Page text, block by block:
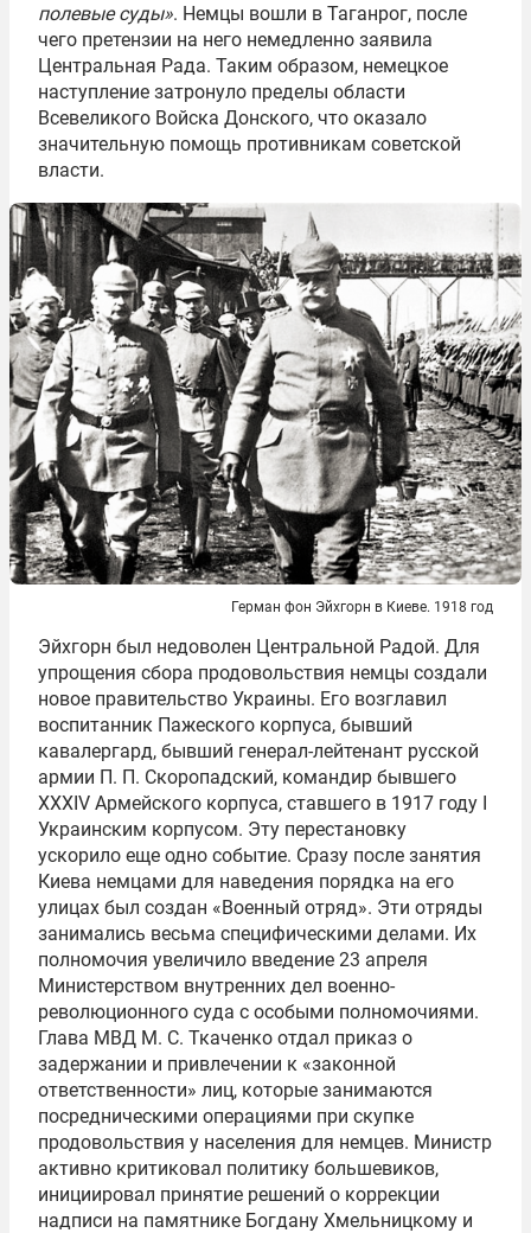
полевые суды». Немцы вошли в Таганрог, после
чего претензии на него немедленно заявила
Центральная Рада. Таким образом, немецкое
наступление затронуло пределы области
Всевеликого Войска Донского, что оказало
значительную помощь противникам советской
власти.
Герман фон Эйхгорн в Киеве. 1918 год
Эйхгорн был недоволен Центральной Радой. Для
упрощения сбора продовольствия немцы создали
новое правительство Украины. Его возглавил
воспитанник Пажеского корпуса, бывший
кавалергард, бывший генерал-лейтенант русской
армии П. П. Скоропадский, командир бывшего
XXXIV Армейского корпуса, ставшего в 1917 году I
Украинским корпусом. Эту перестановку
ускорило еще одно событие. Сразу после занятия
Киева немцами для наведения порядка на его
улицах был создан «Военный отряд». Эти отряды
занимались весьма специфическими делами. Их
полномочия увеличило введение 23 апреля
Министерством внутренних дел военно-
революционного суда с особыми полномочиями.
Глава МВД М. С. Ткаченко отдал приказ о
задержании и привлечении к «законной
ответственности» лиц, которые занимаются
посредническими операциями при скупке
продовольствия у населения для немцев. Министр
активно критиковал политику большевиков,
инициировал принятие решений о коррекции
надписи на памятнике Богдану Хмельницкому и